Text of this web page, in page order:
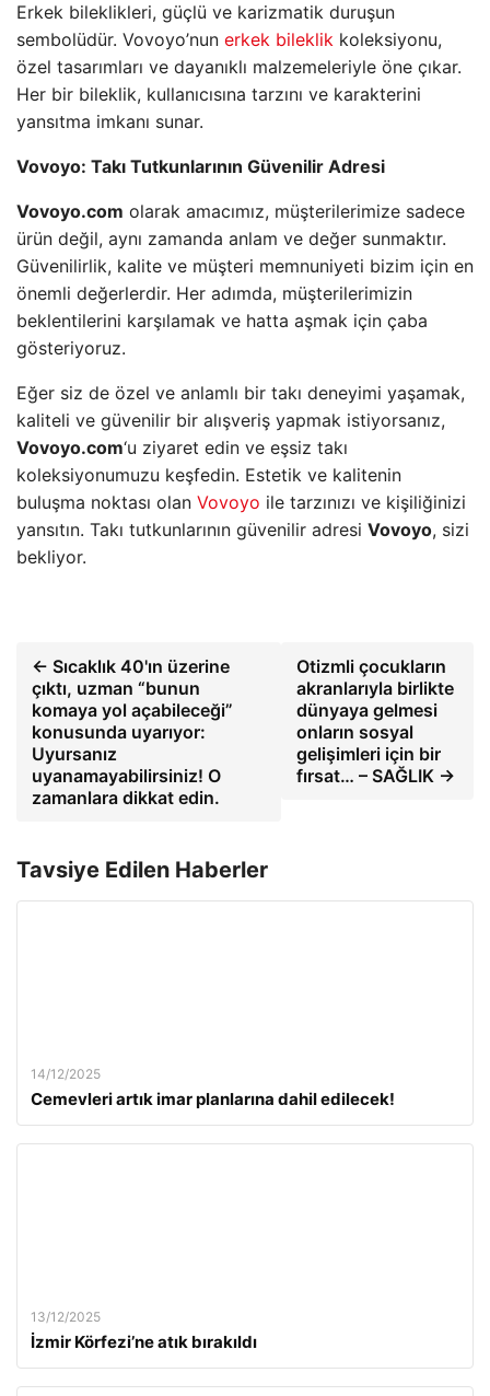
Erkek bileklikleri, güçlü ve karizmatik duruşun
sembolüdür. Vovoyo’nun erkek bileklik koleksiyonu,
özel tasarımları ve dayanıklı malzemeleriyle öne çıkar.
Her bir bileklik, kullanıcısına tarzını ve karakterini
yansıtma imkanı sunar.
Vovoyo: Takı Tutkunlarının Güvenilir Adresi
Vovoyo.com olarak amacımız, müşterilerimize sadece
ürün değil, aynı zamanda anlam ve değer sunmaktır.
Güvenilirlik, kalite ve müşteri memnuniyeti bizim için en
önemli değerlerdir. Her adımda, müşterilerimizin
beklentilerini karşılamak ve hatta aşmak için çaba
gösteriyoruz.
Eğer siz de özel ve anlamlı bir takı deneyimi yaşamak,
kaliteli ve güvenilir bir alışveriş yapmak istiyorsanız,
Vovoyo.com‘u ziyaret edin ve eşsiz takı
koleksiyonumuzu keşfedin. Estetik ve kalitenin
buluşma noktası olan Vovoyo ile tarzınızı ve kişiliğinizi
yansıtın. Takı tutkunlarının güvenilir adresi Vovoyo, sizi
bekliyor.
← Sıcaklık 40'ın üzerine
çıktı, uzman “bunun
komaya yol açabileceği”
konusunda uyarıyor:
Uyursanız
uyanamayabilirsiniz! O
zamanlara dikkat edin.
Otizmli çocukların
akranlarıyla birlikte
dünyaya gelmesi
onların sosyal
gelişimleri için bir
fırsat… – SAĞLIK →
Tavsiye Edilen Haberler
14/12/2025
Cemevleri artık imar planlarına dahil edilecek!
13/12/2025
İzmir Körfezi’ne atık bırakıldı